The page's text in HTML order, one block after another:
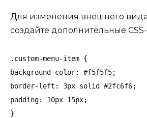
Для изменения внешнего
создайте дополнительные
.custom-menu-item {
background-color: #f5f5f5;
border-left: 3px solid #2fc6f6;
padding: 10px 15px;
}